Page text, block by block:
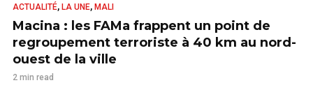
ACTUALITÉ, LA UNE, MALI
Macina : les FAMa frappent un point de
regroupement terroriste à 40 km au nord-
ouest de la ville
2 min read